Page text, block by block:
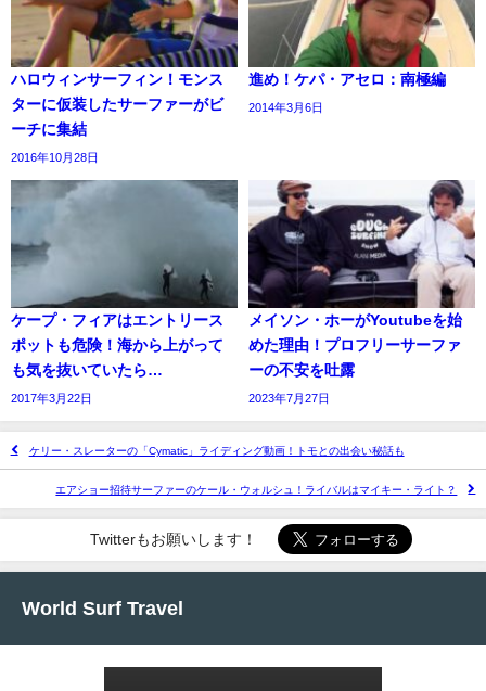
ハロウィンサーフィン！モンス
ターに仮装したサーファーがビ
ーチに集結
2016年10月28日
進め！ケパ・アセロ：南極編
2014年3月6日
ケープ・フィアはエントリース
ポットも危険！海から上がって
も気を抜いていたら…
2017年3月22日
メイソン・ホーがYoutubeを始
めた理由！プロフリーサーファ
ーの不安を吐露
2023年7月27日
ケリー・スレーターの「Cymatic」ライディング動画！トモとの出会い秘話も
エアショー招待サーファーのケール・ウォルシュ！ライバルはマイキー・ライト？
Twitterもお願いします！
World Surf Travel